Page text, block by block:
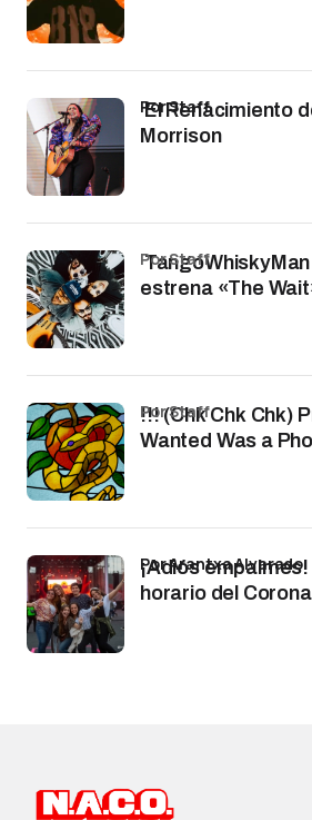
El Renacimiento
Morrison
por Staff
TangoWhiskyMan
estrena «The
por Staff
!!! (Chk Chk Chk)
Wanted Was a
por Staff
¡Adiós
horario del
por Arantxa Alvarado